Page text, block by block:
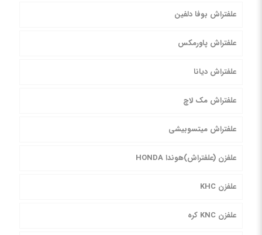
علفتراش بوفا دلفین
علفتراش پاورمکس
علفتراش دیانا
علفتراش مک لاچ
علفتراش میتسوبیشی
علفزن (علفتراش)هوندا HONDA
علفزن KHC
علفزن KNC کره